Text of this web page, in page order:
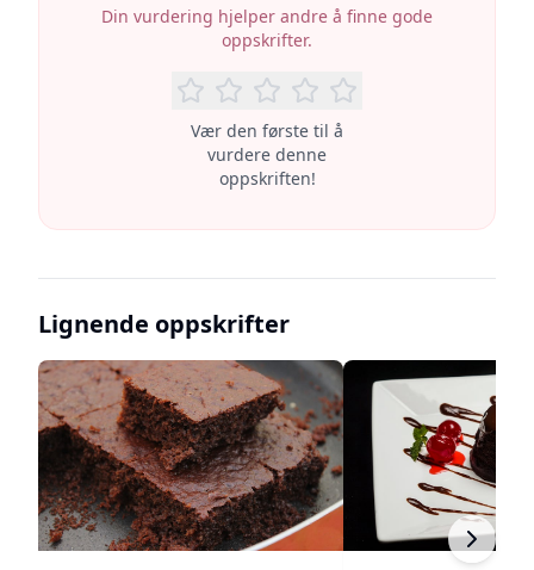
Din vurdering hjelper andre å finne gode
oppskrifter.
Vær den første til å
vurdere denne
oppskriften!
Lignende oppskrifter